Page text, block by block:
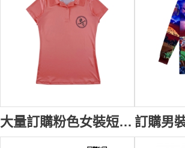
大量訂購粉色女裝短袖熱升華Polo恤 時尚設計印花Logo團體熱升華 熱升華專門店 金絲拉架平紋 P1546